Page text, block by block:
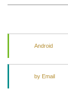
Android
by Email